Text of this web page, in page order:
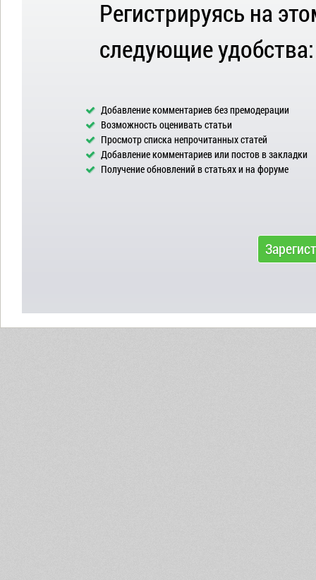
Регистрируясь на
следующие удобства:
Добавление комментариев без премодерации
Возможность оценивать статьи
Просмотр списка непрочитанных статей
Добавление комментариев или постов в закладки
Получение обновлений в статьях и на форуме